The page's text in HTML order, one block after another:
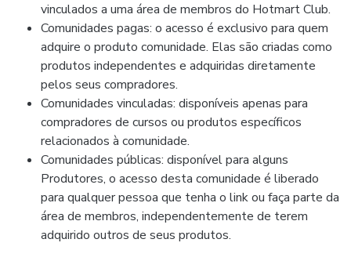
vinculados a uma área de membros do Hotmart Club.
Comunidades pagas: o acesso é exclusivo para quem
adquire o produto comunidade. Elas são criadas como
produtos independentes e adquiridas diretamente
pelos seus compradores.
Comunidades vinculadas: disponíveis apenas para
compradores de cursos ou produtos específicos
relacionados à comunidade.
Comunidades públicas: disponível para alguns
Produtores, o acesso desta comunidade é liberado
para qualquer pessoa que tenha o link ou faça parte da
área de membros, independentemente de terem
adquirido outros de seus produtos.